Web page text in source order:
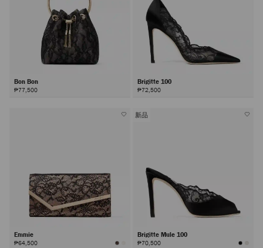
Bon Bon
₱77,500
Brigitte 100
₱72,500
Emmie
₱64,500
新品
Brigitte Mule 100
₱70,500